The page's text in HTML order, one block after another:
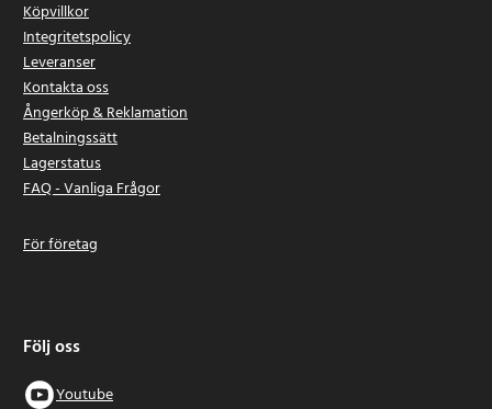
Köpvillkor
Integritetspolicy
Leveranser
Kontakta oss
Ångerköp & Reklamation
Betalningssätt
Lagerstatus
FAQ - Vanliga Frågor
För företag
Följ oss
Youtube